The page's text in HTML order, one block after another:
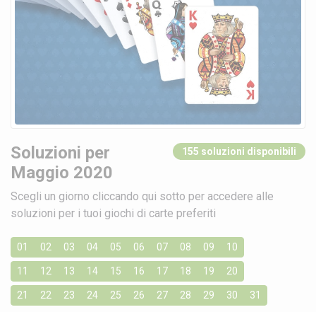
Soluzioni per
Maggio 2020
155 soluzioni disponibili
Scegli un giorno cliccando qui sotto per accedere alle
soluzioni per i tuoi giochi di carte preferiti
01 02 03 04 05 06 07 08 09 10
11 12 13 14 15 16 17 18 19 20
21 22 23 24 25 26 27 28 29 30 31